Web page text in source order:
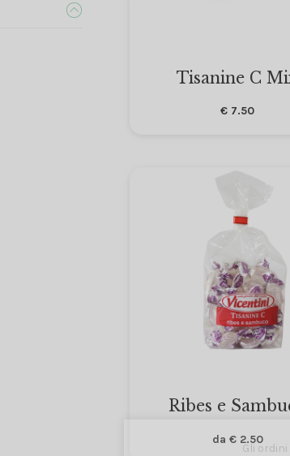
Tisanine C
€ 7.50
Ribes e
da €2.50
Gli